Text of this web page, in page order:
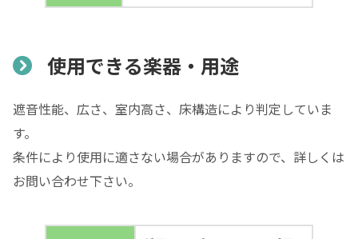
使用できる楽器・用途
遮音性能、広さ、室内高さ、床構造により判定していま
す。
条件により使用に適さない場合がありますので、詳しくは
お問い合わせ下さい。